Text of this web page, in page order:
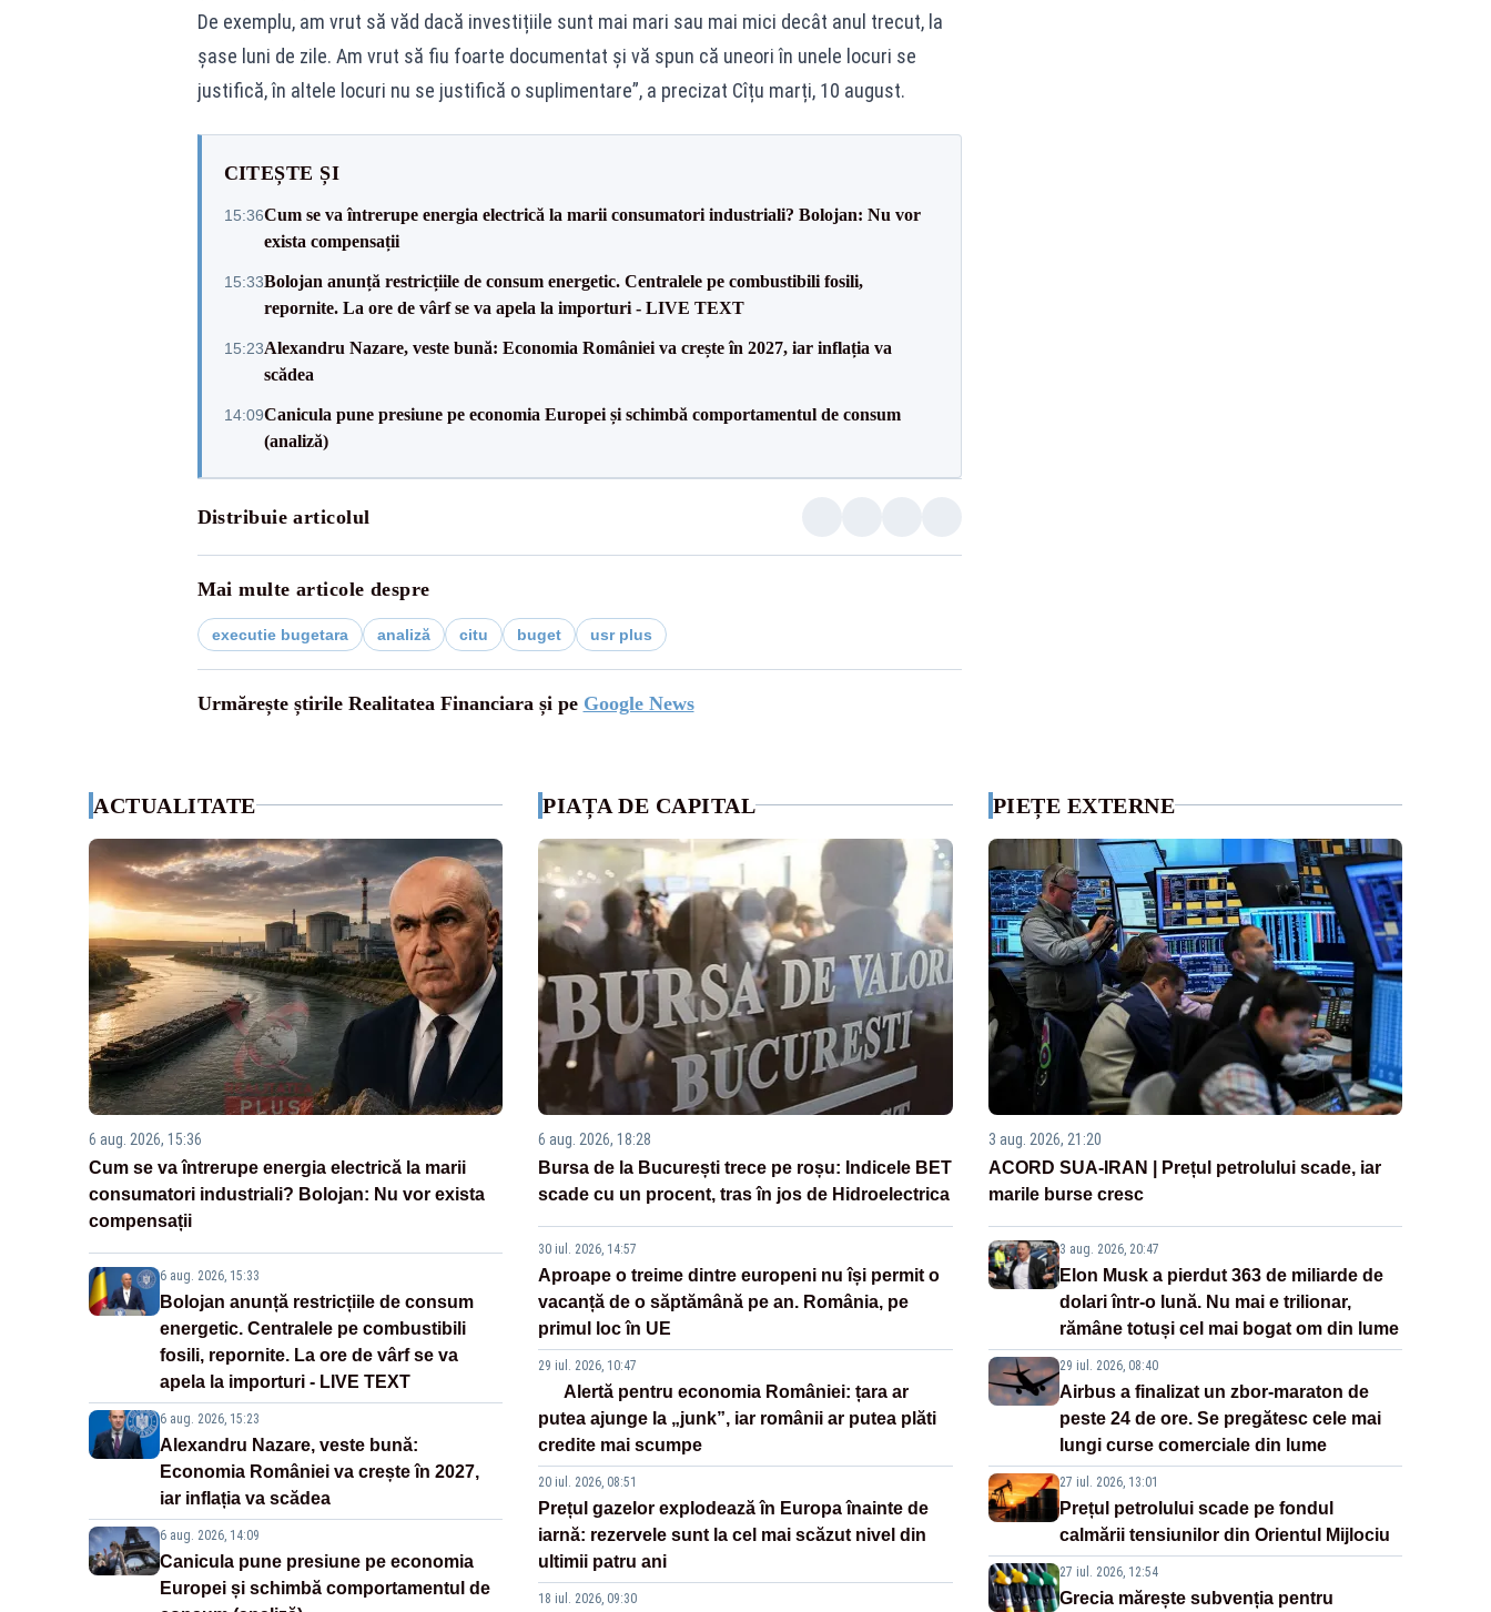
De exemplu, am vrut să văd dacă investițiile sunt mai mari sau mai mici decât anul trecut, la
șase luni de zile. Am vrut să fiu foarte documentat și vă spun că uneori în unele locuri se
justifică, în altele locuri nu se justifică o suplimentare”, a precizat Cîțu marți, 10 august.
CITEȘTE ȘI
15:36Cum se va întrerupe energia electrică la marii consumatori industriali? Bolojan: Nu vor
exista compensații
15:33Bolojan anunță restricțiile de consum energetic. Centralele pe combustibili fosili,
repornite. La ore de vârf se va apela la importuri - LIVE TEXT
15:23Alexandru Nazare, veste bună: Economia României va crește în 2027, iar inflația va
scădea
14:09Canicula pune presiune pe economia Europei și schimbă comportamentul de consum
(analiză)
Distribuie articolul
Mai multe articole despre
executie bugetara analiză citu buget usr plus
Urmărește știrile Realitatea Financiara și pe Google News
ACTUALITATE
6 aug. 2026, 15:36
Cum se va întrerupe energia electrică la marii
consumatori industriali? Bolojan: Nu vor exista
compensații
6 aug. 2026, 15:33
Bolojan anunță restricțiile de consum
energetic. Centralele pe combustibili
fosili, repornite. La ore de vârf se va
apela la importuri - LIVE TEXT
6 aug. 2026, 15:23
Alexandru Nazare, veste bună:
Economia României va crește în 2027,
iar inflația va scădea
6 aug. 2026, 14:09
Canicula pune presiune pe economia
Europei și schimbă comportamentul de
PIAȚA DE CAPITAL
6 aug. 2026, 18:28
Bursa de la București trece pe roșu: Indicele BET
scade cu un procent, tras în jos de Hidroelectrica
30 iul. 2026, 14:57
Aproape o treime dintre europeni nu își permit o
vacanță de o săptămână pe an. România, pe
primul loc în UE
29 iul. 2026, 10:47
Alertă pentru economia României: țara ar
putea ajunge la „junk”, iar românii ar putea plăti
credite mai scumpe
20 iul. 2026, 08:51
Prețul gazelor explodează în Europa înainte de
iarnă: rezervele sunt la cel mai scăzut nivel din
ultimii patru ani
18 iul. 2026, 09:30
PIEȚE EXTERNE
3 aug. 2026, 21:20
ACORD SUA-IRAN | Prețul petrolului scade, iar
marile burse cresc
3 aug. 2026, 20:47
Elon Musk a pierdut 363 de miliarde de
dolari într-o lună. Nu mai e trilionar,
rămâne totuși cel mai bogat om din lume
29 iul. 2026, 08:40
Airbus a finalizat un zbor-maraton de
peste 24 de ore. Se pregătesc cele mai
lungi curse comerciale din lume
27 iul. 2026, 13:01
Prețul petrolului scade pe fondul
calmării tensiunilor din Orientul Mijlociu
27 iul. 2026, 12:54
Grecia mărește subvenția pentru